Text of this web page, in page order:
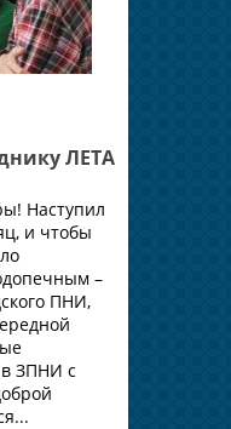
ЛЕТА
Наступил
и чтобы
–
ПНИ,
ЗПНИ с